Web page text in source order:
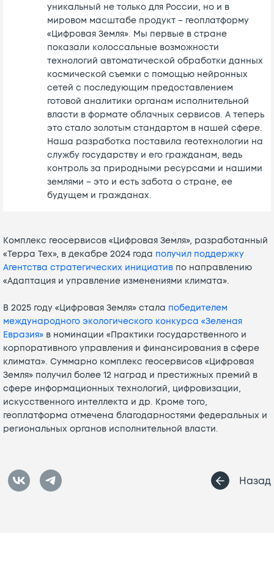
уникальный не только для России, но и в
мировом масштабе продукт – геоплатформу
«Цифровая Земля». Мы первые в стране
показали колоссальные возможности
технологий автоматической обработки данных
космической съемки с помощью нейронных
сетей с последующим предоставлением
готовой аналитики органам исполнительной
власти в формате облачных сервисов. А теперь
это стало золотым стандартом в нашей сфере.
Наша разработка поставила геотехнологии на
службу государству и его гражданам, ведь
контроль за природными ресурсами и нашими
землями – это и есть забота о стране, ее
будущем и гражданах.
Комплекс геосервисов «Цифровая Земля», разработанный
«Терра Тех», в декабре 2024 года получил поддержку
Агентства стратегических инициатив по направлению
«Адаптация и управление изменениями климата».
В 2025 году «Цифровая Земля» стала победителем
международного экологического конкурса «Зеленая
Евразия» в номинации «Практики государственного и
корпоративного управления и финансирования в сфере
климата». Суммарно комплекс геосервисов «Цифровая
Земля» получил более 12 наград и престижных премий в
сфере информационных технологий, цифровизации,
искусственного интеллекта и др. Кроме того,
геоплатформа отмечена благодарностями федеральных и
региональных органов исполнительной власти.
Назад